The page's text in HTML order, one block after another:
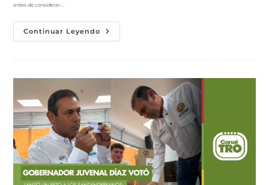
antes de considerar…
Continuar Leyendo